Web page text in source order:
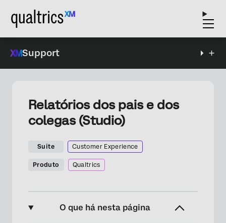
Support
Relatórios dos pais e dos
colegas (Studio)
Suite Customer Experience
Produto Qualtrics
O que há nesta página